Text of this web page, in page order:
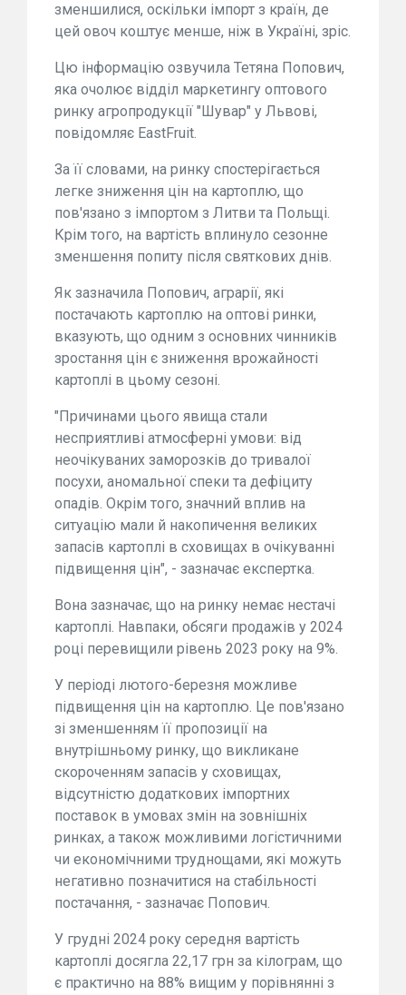
зменшилися, оскільки імпорт з країн, де
цей овоч коштує менше, ніж в Україні, зріс.
Цю інформацію озвучила Тетяна Попович,
яка очолює відділ маркетингу оптового
ринку агропродукції "Шувар" у Львові,
повідомляє EastFruit.
За її словами, на ринку спостерігається
легке зниження цін на картоплю, що
пов'язано з імпортом з Литви та Польщі.
Крім того, на вартість вплинуло сезонне
зменшення попиту після святкових днів.
Як зазначила Попович, аграрії, які
постачають картоплю на оптові ринки,
вказують, що одним з основних чинників
зростання цін є зниження врожайності
картоплі в цьому сезоні.
"Причинами цього явища стали
несприятливі атмосферні умови: від
неочікуваних заморозків до тривалої
посухи, аномальної спеки та дефіциту
опадів. Окрім того, значний вплив на
ситуацію мали й накопичення великих
запасів картоплі в сховищах в очікуванні
підвищення цін", - зазначає експертка.
Вона зазначає, що на ринку немає нестачі
картоплі. Навпаки, обсяги продажів у 2024
році перевищили рівень 2023 року на 9%.
У періоді лютого-березня можливе
підвищення цін на картоплю. Це пов'язано
зі зменшенням її пропозиції на
внутрішньому ринку, що викликане
скороченням запасів у сховищах,
відсутністю додаткових імпортних
поставок в умовах змін на зовнішніх
ринках, а також можливими логістичними
чи економічними труднощами, які можуть
негативно позначитися на стабільності
постачання, - зазначає Попович.
У грудні 2024 року середня вартість
картоплі досягла 22,17 грн за кілограм, що
є практично на 88% вищим у порівнянні з